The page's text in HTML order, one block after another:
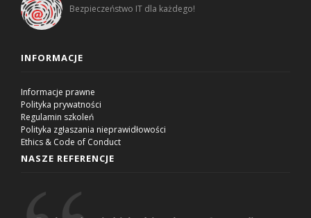
Bezpieczeństwo IT dla każdego!
INFORMACJE
Informacje prawne
Polityka prywatności
Regulamin szkoleń
Polityka zgłaszania nieprawidłowości
Ethics & Code of Conduct
NASZE REFERENCJE